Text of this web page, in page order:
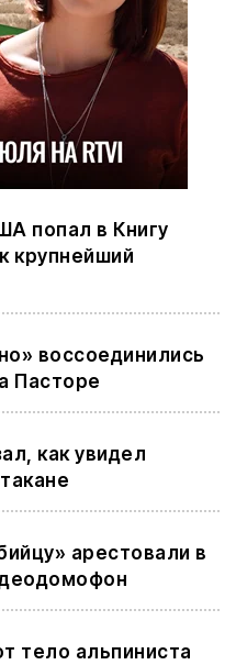
попал в Книгу
крупнейший
воссоединились
Пасторе
как увидел
арестовали в
тело альпиниста